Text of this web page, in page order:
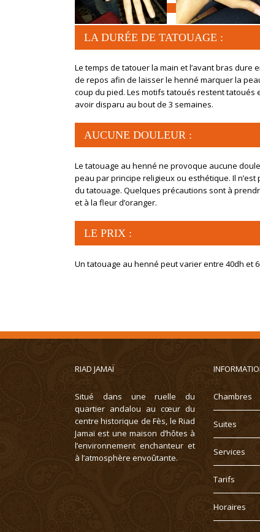
LA DURÉE DE TATOUAGE :
Le temps de tatouer la main et l’avant bras dure
de repos afin de laisser le henné marquer la
coup du pied. Les motifs tatoués restent tatoués
avoir disparu au bout de 3 semaines.
AUCUNE DOULEUR :
Le tatouage au henné ne provoque aucune
peau par principe religieux ou esthétique. Il
du tatouage. Quelques précautions sont à
et à la fleur d’oranger.
LE PRIX :
Un tatouage au henné peut varier entre 40dh et
RIAD JAMAÏ
Situé dans une ruelle du
quartier andalou au cœur du
centre historique de Fès, le Riad
Jamaï est une maison d’hôtes à
l’environnement enchanteur et
à l’atmosphère envoûtante.
Chambres
Suites
Services
Tarifs
Horaires